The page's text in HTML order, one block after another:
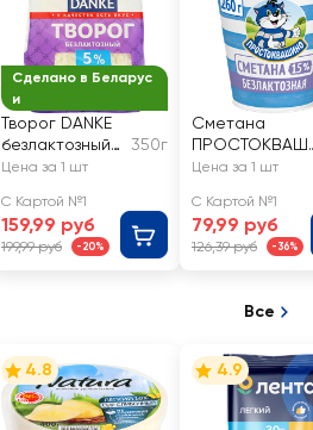
Сделано в Беларус
и
Творог DANKE
безлактозный
5%, без змж
350г
Цена за 1 шт
С Картой №1
159,99 руб
199,99 руб -20%
Сметана
ПРОСТОКВАШ
ИНО
15%, без змж
Цена за 1 шт
С Картой №1
79,99 руб
126,39 руб -36%
Все
4.8 4.9